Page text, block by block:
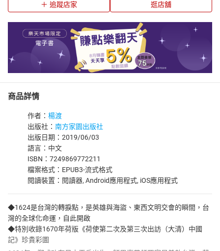
追蹤店家 逛店舖
商品詳情
作者： 楊渡
出版社： 南方家園出版社
出版日期：2019/06/03
語言：中文
ISBN：7249869772211
檔案格式：EPUB3-流式格式
閱讀裝置：閱讀器, Android應用程式, iOS應用程式
◆1624是台灣的轉捩點，是英雄與海盜、東西文明交會的瞬間，台
灣的全球化命運，自此開啟
◆特別收錄1670年荷版《荷使第二次及第三次出訪（大清）中國
記》珍貴彩圖